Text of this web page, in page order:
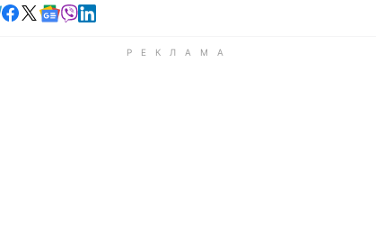
Читайте в Telegram
Читайте в Facebook
Читайте в X
Читайте в Google news
Читайте в Viber
Читайте в LinkedIn